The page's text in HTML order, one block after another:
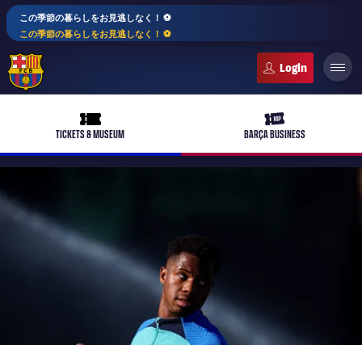
この季節の暮らしをお見逃しなく！ ⚽️
この季節の暮らしをお見逃しなく！ ⚽️
ticket-full
TICKETS & MUSEUM
ticket-vip
BARÇA BUSINESS
plusicon
label.aria.plus
バルサアカデミー
PLUSICON
LABEL.ARIA.PLUS
トップチーム
スケジュール
バルサAtlètic